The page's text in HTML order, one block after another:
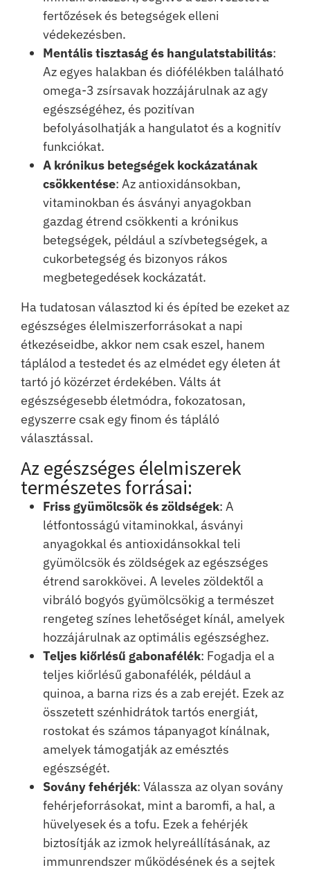
fertőzések és betegségek elleni
védekezésben.
Mentális tisztaság és hangulatstabilitás:
Az egyes halakban és diófélékben található
omega-3 zsírsavak hozzájárulnak az agy
egészségéhez, és pozitívan
befolyásolhatják a hangulatot és a kognitív
funkciókat.
A krónikus betegségek kockázatának
csökkentése: Az antioxidánsokban,
vitaminokban és ásványi anyagokban
gazdag étrend csökkenti a krónikus
betegségek, például a szívbetegségek, a
cukorbetegség és bizonyos rákos
megbetegedések kockázatát.
Ha tudatosan választod ki és építed be ezeket az
egészséges élelmiszerforrásokat a napi
étkezéseidbe, akkor nem csak eszel, hanem
táplálod a testedet és az elmédet egy életen át
tartó jó közérzet érdekében. Válts át
egészségesebb életmódra, fokozatosan,
egyszerre csak egy finom és tápláló
választással.
Az egészséges élelmiszerek
természetes forrásai:
Friss gyümölcsök és zöldségek: A
létfontosságú vitaminokkal, ásványi
anyagokkal és antioxidánsokkal teli
gyümölcsök és zöldségek az egészséges
étrend sarokkövei. A leveles zöldektől a
vibráló bogyós gyümölcsökig a természet
rengeteg színes lehetőséget kínál, amelyek
hozzájárulnak az optimális egészséghez.
Teljes kiőrlésű gabonafélék: Fogadja el a
teljes kiőrlésű gabonafélék, például a
quinoa, a barna rizs és a zab erejét. Ezek az
összetett szénhidrátok tartós energiát,
rostokat és számos tápanyagot kínálnak,
amelyek támogatják az emésztés
egészségét.
Sovány fehérjék: Válassza az olyan sovány
fehérjeforrásokat, mint a baromfi, a hal, a
hüvelyesek és a tofu. Ezek a fehérjék
biztosítják az izmok helyreállításának, az
immunrendszer működésének és a sejtek